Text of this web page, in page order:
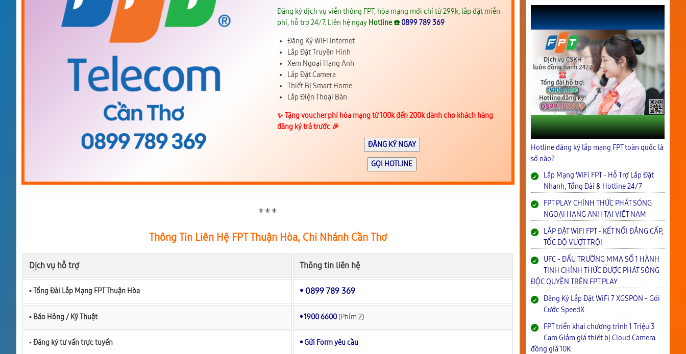
Đăng ký dịch vụ viễn thông FPT, hòa mạng mới chỉ từ 299k, lắp đặt miễn
phí, hỗ trợ 24/7. Liên hệ ngay Hotline ☎️0899 789 369
Đăng Ký WiFi Internet
Lắp Đặt Truyền Hình
Xem Ngoại Hạng Anh
Lắp Đặt Camera
Thiết Bị Smart Home
Lắp Điện Thoại Bàn
✨️ Tặng voucher phí hòa mạng từ 100k đến 200k dành cho khách hàng
đăng ký trả trước 🎉
ĐĂNG KÝ NGAY
GỌI HOTLINE
⚜️⚜️⚜️
Thông Tin Liên Hệ FPT Thuận Hòa, Chi Nhánh Cần Thơ
Dịch vụ hỗ trợ Thông tin liên hệ
▪︎ Tổng Đài Lắp Mạng FPT Thuận Hòa • 0899 789 369
▪︎ Báo Hỏng / Kỹ Thuật • 1900 6600 (Phím 2)
▪︎ Đăng ký tư vấn trực tuyến • Gửi Form yêu cầu
Hotline đăng ký lắp mạng FPT toàn quốc là
số nào?
Lắp Mạng WiFi FPT - Hỗ Trợ Lắp Đặt
Nhanh, Tổng Đài & Hotline 24/7
FPT PLAY CHÍNH THỨC PHÁT SÓNG
NGOẠI HẠNG ANH TẠI VIỆT NAM
LẮP ĐẶT WIFI FPT - KẾT NỐI ĐẲNG CẤP,
TỐC ĐỘ VƯỢT TRỘI
UFC - ĐẤU TRƯỜNG MMA SỐ 1 HÀNH
TINH CHÍNH THỨC ĐƯỢC PHÁT SÓNG
ĐỘC QUYỀN TRÊN FPT PLAY
Đăng Ký Lắp Đặt WiFi 7 XGSPON - Gói
Cước SpeedX
FPT triển khai chương trình 1 Triệu 3
Cam Giảm giá thiết bị Cloud Camera
đồng giá 10K